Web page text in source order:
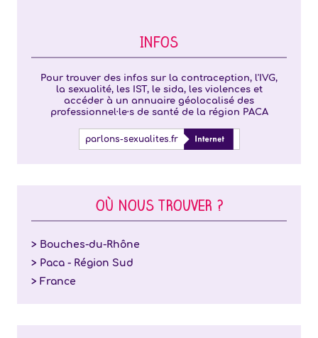
INFOS
Pour trouver des infos sur la contraception, l'IVG,
la sexualité, les IST, le sida, les violences et
accéder à un annuaire géolocalisé des
professionnel·le·s de santé de la région PACA
parlons-sexualites.fr
OÙ NOUS TROUVER ?
> Bouches-du-Rhône
> Paca - Région Sud
> France